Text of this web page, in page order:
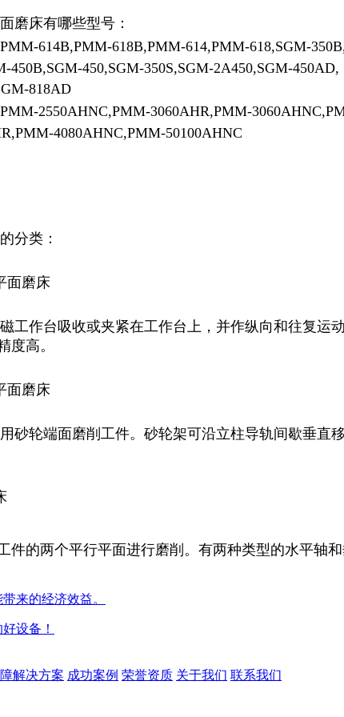
磨床有哪些型号：
PMM-614B,PMM-618B,PMM-614,PMM-618,SGM-350B,
450B,SGM-450,SGM-350S,SGM-2A450,SGM-450AD,
818AD
PMM-2550AHNC,PMM-3060AHR,PMM-
4080AHNC,PMM-50100AHNC
分类：
面磨床
工作台吸收或夹紧在工作台上，并作纵向和往复运
度高。
面磨床
砂轮端面磨削工件。砂轮架可沿立柱导轨间歇垂直
件的两个平行平面进行磨削。有两种类型的水平轴
来的经济效益。
设备！
解决方案 成功案例 荣誉资质 关于我们 联系我们